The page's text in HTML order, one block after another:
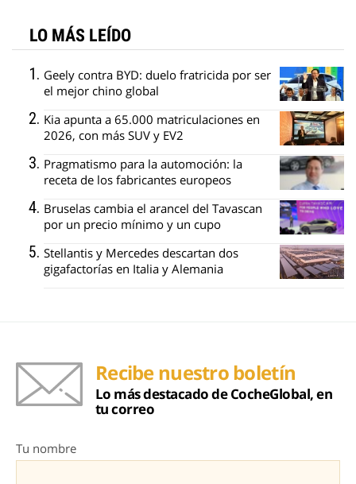
LO MÁS LEÍDO
Geely contra BYD: duelo fratricida por ser
el mejor chino global
Kia apunta a 65.000 matriculaciones en
2026, con más SUV y EV2
Pragmatismo para la automoción: la
receta de los fabricantes europeos
Bruselas cambia el arancel del Tavascan
por un precio mínimo y un cupo
Stellantis y Mercedes descartan dos
gigafactorías en Italia y Alemania
Recibe nuestro boletín
Lo más destacado de CocheGlobal, en
tu correo
Tu nombre